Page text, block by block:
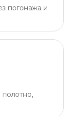
погонажа и
полотно,